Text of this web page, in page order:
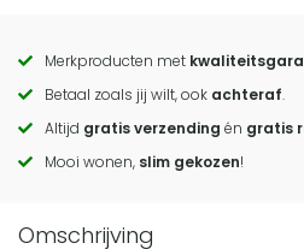
Call
to
actions
Merkproducten met
Betaal zoals jij wilt, ook achteraf.
Altijd gratis verzending én gratis
Mooi wonen, slim gekozen!